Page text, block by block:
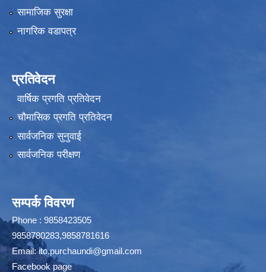
सामाजिक सुरक्षा
नागरिक वडापत्र
प्रतिवेदन
वार्षिक प्रगति प्रतिवेदन
चौमासिक प्रगति प्रतिवेदन
सार्वजनिक सुनुवाई
सार्वजनिक परीक्षण
सम्पर्क विवरण
Phone : 9858423505
9858780283,9858781616
Email:ito.purchaundi@gmail.com
Facebook page